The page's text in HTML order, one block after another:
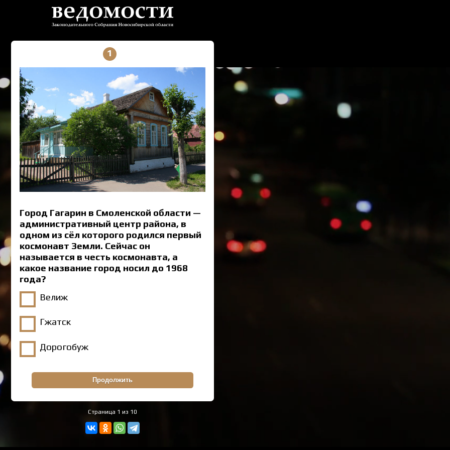
1
Город Гагарин в Смоленской области —
административный центр района, в
одном из сёл которого родился первый
космонавт Земли. Сейчас он
называется в честь космонавта, а
какое название город носил до 1968
года?
Велиж
Гжатск
Дорогобуж
Страница 1 из 10